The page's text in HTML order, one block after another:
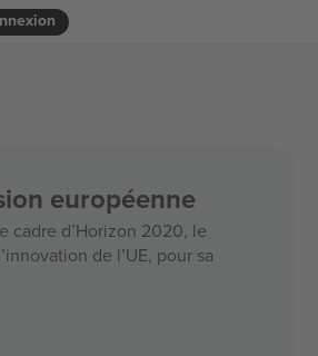
européenne
cadre d’Horizon 2020, le
de l’UE, pour sa